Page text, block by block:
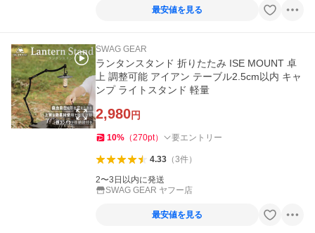
最安値を見る
SWAG GEAR
ランタンスタンド 折りたたみ ISE MOUNT 卓
上 調整可能 アイアン テーブル2.5cm以内 キャ
ンプ ライトスタンド 軽量
2,980円
10% （270pt） 要エントリー
4.33（3件）
2〜3日以内に発送
SWAG GEAR ヤフー店
最安値を見る